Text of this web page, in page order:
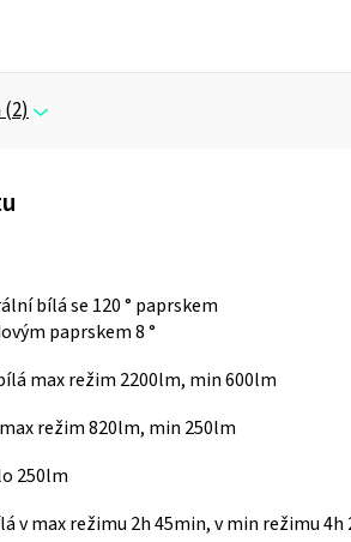
bílá se 120 ° paprskem
paprskem 8 °
max režim 2200lm, min 600lm
režim 820lm, min 250lm
250lm
v max režimu 2h 45min, v min režimu 4h